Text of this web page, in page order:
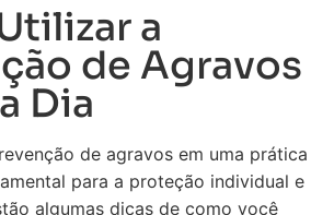
a
de Agravos
Dia
de agravos em uma prática
para a proteção individual e
algumas dicas de como você